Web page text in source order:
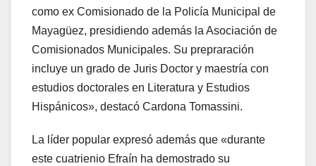
como ex Comisionado de la Policía Municipal de
Mayagüez, presidiendo además la Asociación de
Comisionados Municipales. Su prepraración
incluye un grado de Juris Doctor y maestría con
estudios doctorales en Literatura y Estudios
Hispánicos», destacó Cardona Tomassini.
La líder popular expresó además que «durante
este cuatrienio Efraín ha demostrado su